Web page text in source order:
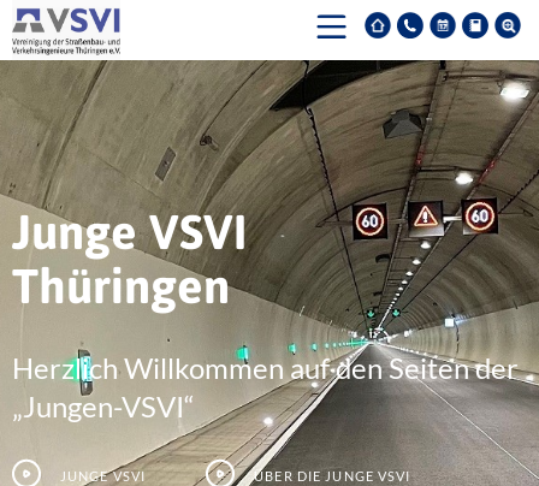
Junge VSVI
Thüringen
Herzlich Willkommen auf den Seiten der
„Jungen-VSVI“
Junge VSVI Über die junge VSVI